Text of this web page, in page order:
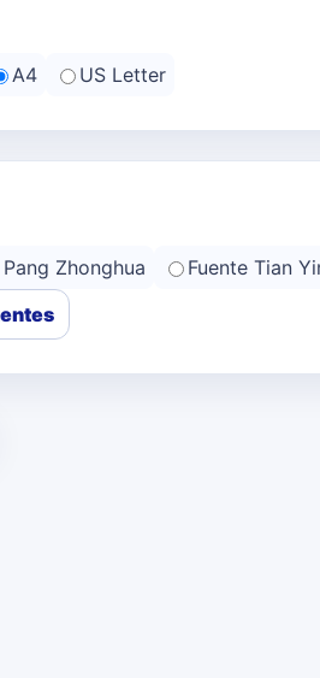
A4 US Letter
Zhonghua Fuente Tian